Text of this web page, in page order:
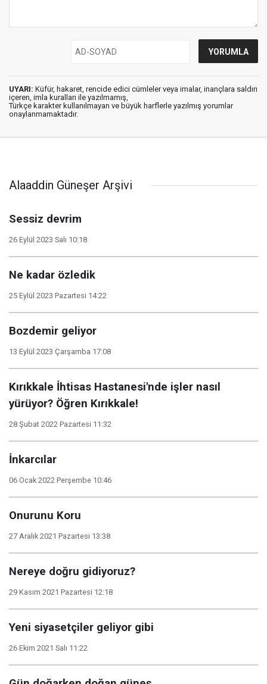
UYARI: Küfür, hakaret, rencide edici cümleler veya imalar, inançlara saldırı
içeren, imla kuralları ile yazılmamış,
Türkçe karakter kullanılmayan ve büyük harflerle yazılmış yorumlar
onaylanmamaktadır.
Alaaddin Güneşer Arşivi
Sessiz devrim
26 Eylül 2023 Salı 10:18
Ne kadar özledik
25 Eylül 2023 Pazartesi 14:22
Bozdemir geliyor
13 Eylül 2023 Çarşamba 17:08
Kırıkkale İhtisas Hastanesi'nde işler nasıl
yürüyor? Öğren Kırıkkale!
28 Şubat 2022 Pazartesi 11:32
İnkarcılar
06 Ocak 2022 Perşembe 10:46
Onurunu Koru
27 Aralık 2021 Pazartesi 13:38
Nereye doğru gidiyoruz?
29 Kasım 2021 Pazartesi 12:18
Yeni siyasetçiler geliyor gibi
26 Ekim 2021 Salı 11:22